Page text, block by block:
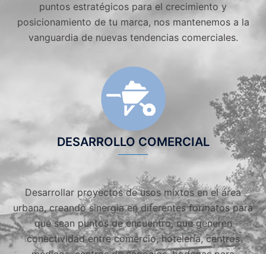
puntos estratégicos para el crecimiento y
posicionamiento de tu marca, nos mantenemos a la
vanguardia de nuevas tendencias comerciales.
DESARROLLO COMERCIAL
Desarrollar proyectos de usos mixtos en el área
urbana, creando sinergia en diferentes formatos para
que sean puntos de encuentro, que generen
conectividad entre comercio, hotelería, centros